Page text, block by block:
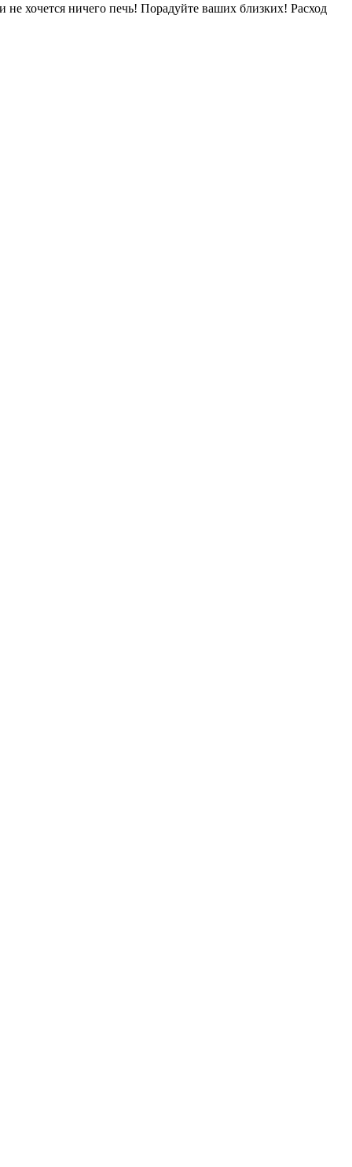
хочется ничего печь! Порадуйте ваших близких! Расход